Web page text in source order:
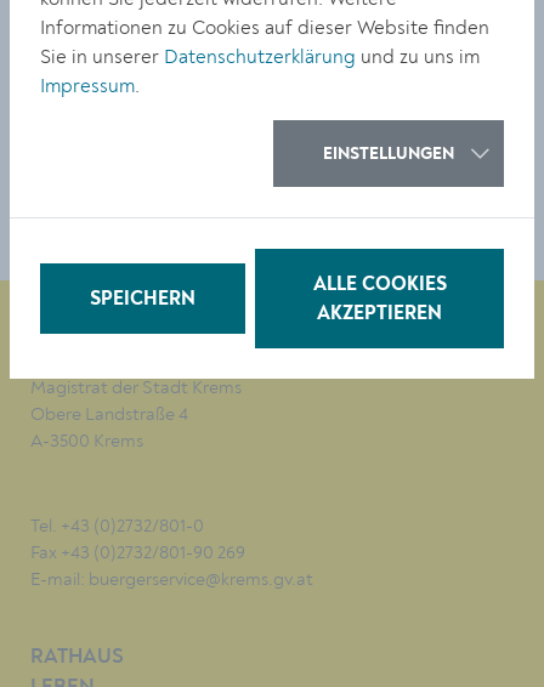
der Bestattung, Wiener Straße. Sammelabfahrt ist um
10 Uhr. Um Anmeldung wird gebeten: 02732/801-630
oder bestattung@krems.gv.at
Magistrat der Stadt Krems
Obere Landstraße 4
A-3500 Krems
Tel. +43 (0)2732/801-0
Fax +43 (0)2732/801-90 269
E-mail: buergerservice@krems.gv.at
RATHAUS
Informationen zu Cookies auf dieser Website finden
Sie in unserer Datenschutzerklärung und zu uns im
Impressum.
EINSTELLUNGEN
SPEICHERN
ALLE COOKIES
AKZEPTIEREN